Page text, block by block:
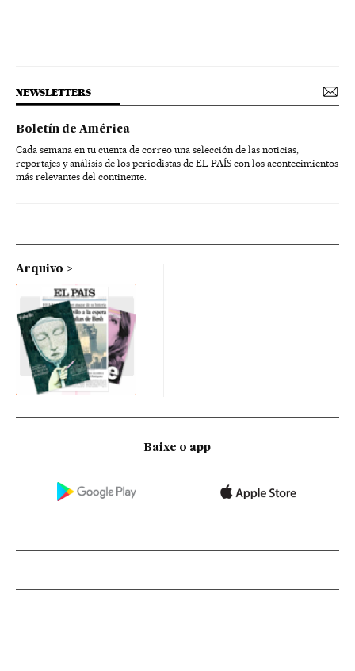
NEWSLETTERS
Boletín de América
Cada semana en tu cuenta de correo una selección de las noticias,
reportajes y análisis de los periodistas de EL PAÍS con los acontecimientos
más relevantes del continente.
Arquivo
Baixe o app